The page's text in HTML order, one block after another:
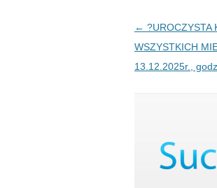
Post navigation
← ?️UROCZYSTA
WSZYSTKICH
13.12.2025r.,